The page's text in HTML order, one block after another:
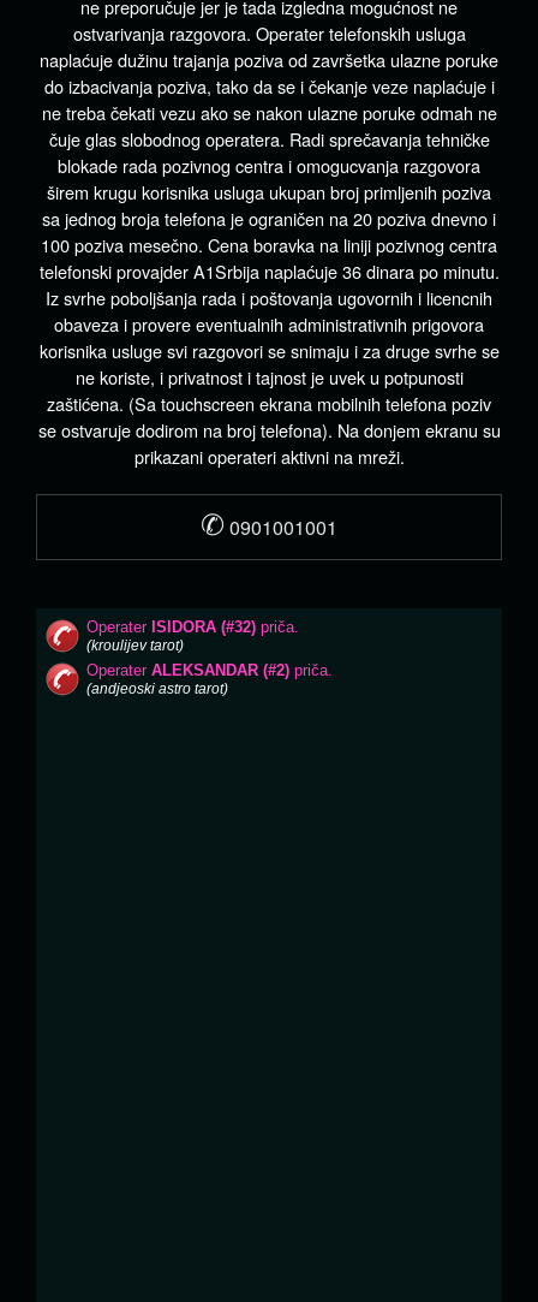
ne preporučuje jer je tada izgledna mogućnost ne
ostvarivanja razgovora. Operater telefonskih usluga
naplaćuje dužinu trajanja poziva od završetka ulazne poruke
do izbacivanja poziva, tako da se i čekanje veze naplaćuje i
ne treba čekati vezu ako se nakon ulazne poruke odmah ne
čuje glas slobodnog operatera. Radi sprečavanja tehničke
blokade rada pozivnog centra i omogucvanja razgovora
širem krugu korisnika usluga ukupan broj primljenih poziva
sa jednog broja telefona je ograničen na 20 poziva dnevno i
100 poziva mesečno. Cena boravka na liniji pozivnog centra
telefonski provajder A1Srbija naplaćuje 36 dinara po minutu.
Iz svrhe poboljšanja rada i poštovanja ugovornih i licencnih
obaveza i provere eventualnih administrativnih prigovora
korisnika usluge svi razgovori se snimaju i za druge svrhe se
ne koriste, i privatnost i tajnost je uvek u potpunosti
zaštićena. (Sa touchscreen ekrana mobilnih telefona poziv
se ostvaruje dodirom na broj telefona). Na donjem ekranu su
prikazani operateri aktivni na mreži.
✆ 0901001001